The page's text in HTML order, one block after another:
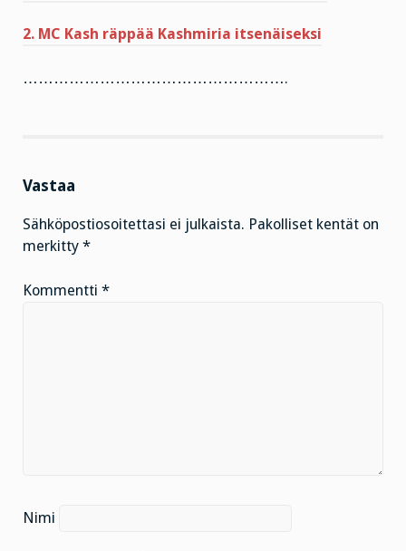
2. MC Kash räppää Kashmiria itsenäiseksi
…………………………………………….
Vastaa
Sähköpostiosoitettasi ei julkaista. Pakolliset kentät on
merkitty *
Kommentti *
Nimi